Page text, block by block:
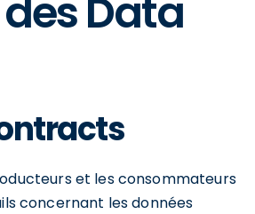
Data
et les consommateurs
concernant les données